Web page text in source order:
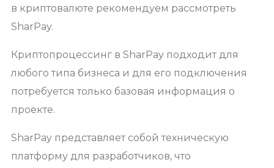
в криптовалюте рекомендуем рассмотреть
SharPay.
Криптопроцессинг в SharPay подходит для
любого типа бизнеса и для его подключения
потребуется только базовая информация о
проекте.
SharPay представляет собой техническую
платформу для разработчиков, что